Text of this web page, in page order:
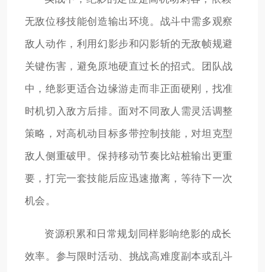
无敌位移技能创造输出环境。战斗中需多观察
敌人动作，利用幻影步和闪影斩的无敌帧规避
关键伤害，避免原地硬直过长的招式。团队战
中，绝影更适合边缘游走而非正面硬刚，找准
时机切入敌方后排。面对不同敌人需灵活调整
策略，对高机动目标多带控制技能，对坦克型
敌人侧重破甲。保持移动节奏比站桩输出更重
要，打完一套技能后应迅速撤离，等待下一次
机会。
资源积累和日常规划同样影响绝影的成长
效率。参与限时活动、挑战高难度副本或乱斗